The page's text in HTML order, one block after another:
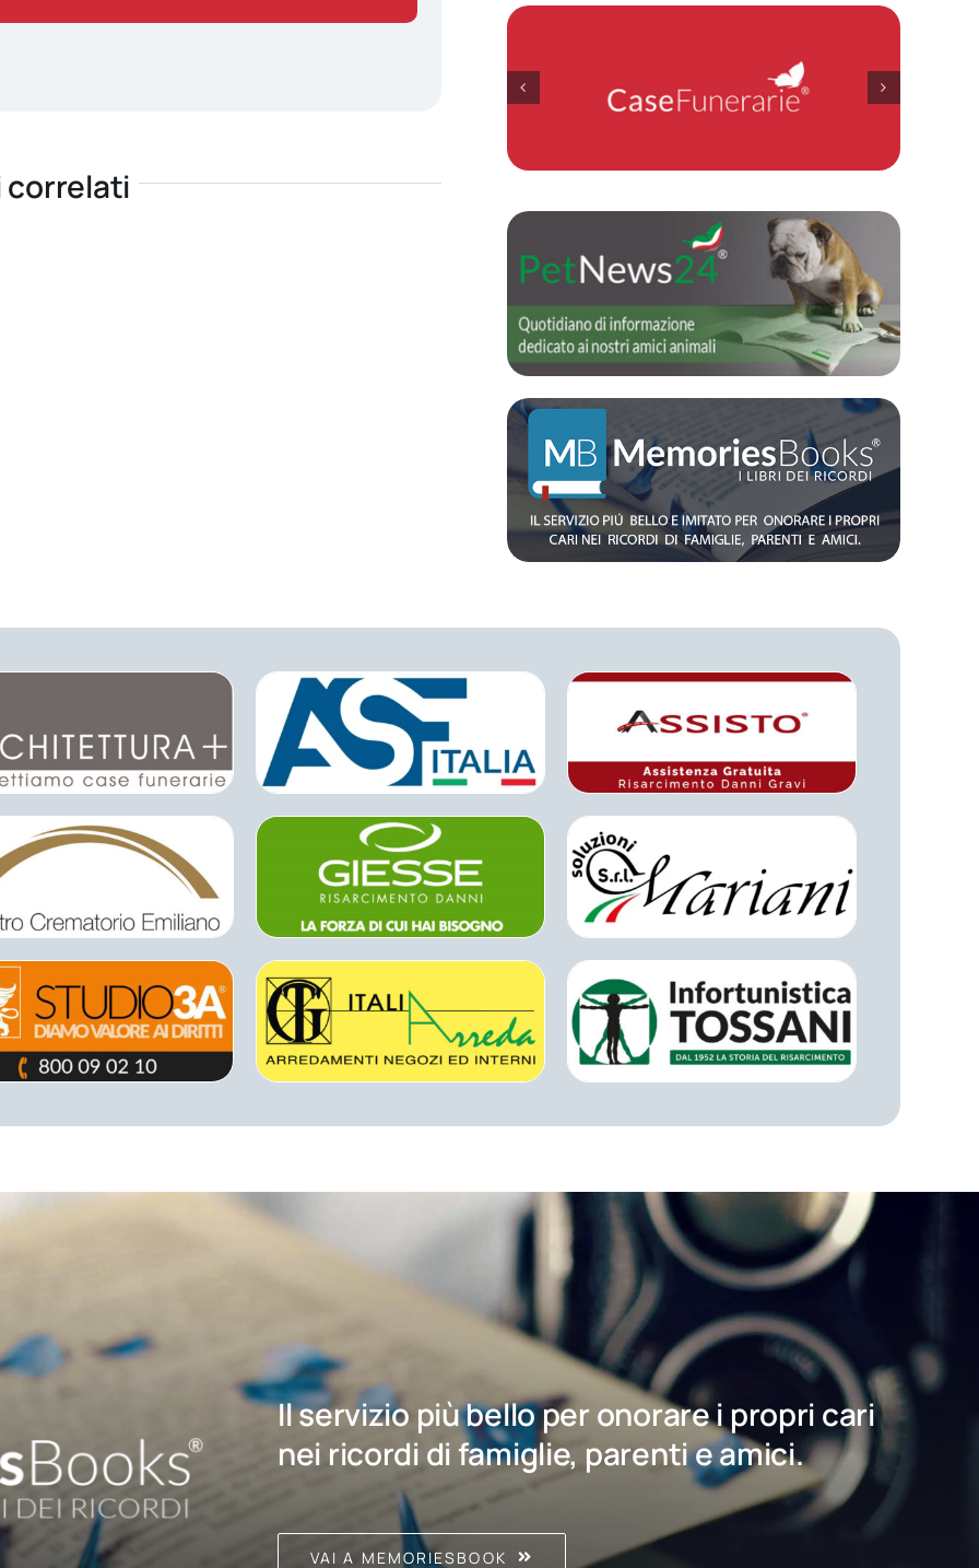
correlati
Il servizio più bello per onorare i propri cari
nei ricordi di famiglie, parenti e amici.
VAI A MEMORIESBOOK